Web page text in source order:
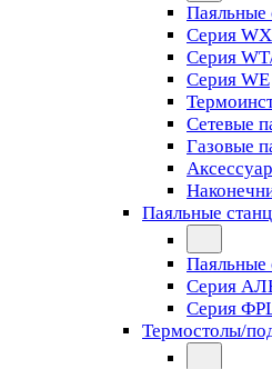
Паяльные
Серия WX
Серия
Серия WE
Сетевые
Газовые
Паяльные
Серия
Серия
Термостолы/